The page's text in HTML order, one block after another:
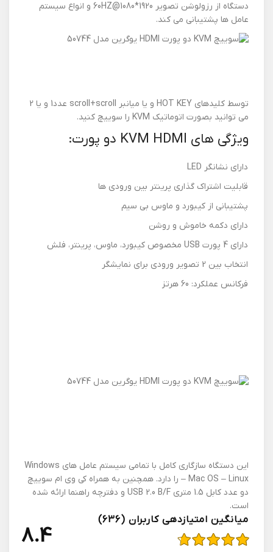
دستگاه از رزولوشن تصویر 1920*1080@60HZ و انواع سیستم
عامل ها پشتیبانی می کند.
توسط کلیدهای HOT KEY و یا میانبر scroll+scroll عدد1 و یا 2
می توانید بصورت اتوماتیک KVM را سوییچ کنید.
ویژگی های KVM HDMI دو پورت:
دارای نشانگر LED
قابلیت اشتراک گذاری پرینتر بین ورودی ها
پشتیبانی از کیبورد و ماوس بی سیم
دارای دکمه خاموش و روشن
دارای 4 پورت USB مخصوص کیبورد، ماوس، پرینتر، فلش
انتخاب بین 2 تصویر ورودی برای نمایشگر
فرکانس عملکرد: 60 هرتز
این دستگاه سازگاری کامل با تمامی سیستم عامل های Windows
– Mac OS – Linux را دارد. همچنین به همراه کی وی ام سوییچ
دو عدد کابل 1.5 متری USB 2.0 B/F و دفترچه راهنما ارائه شده
است.
میانگین امتیازدهی کاربران (636)
4.8